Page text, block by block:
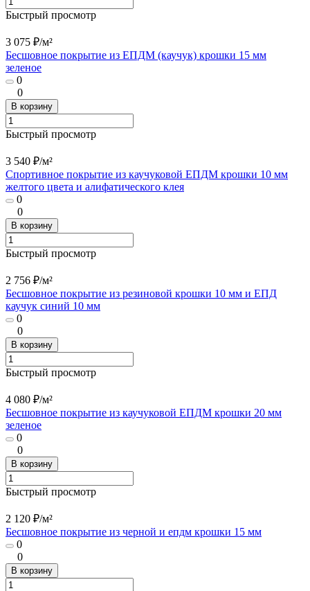
Быстрый просмотр
3 075 ₽/м²
Бесшовное покрытие из ЕПДМ (каучук) крошки 15 мм
зеленое
0
0
В корзину
Быстрый просмотр
3 540 ₽/м²
Спортивное покрытие из каучуковой ЕПДМ крошки 10 мм
желтого цвета и алифатического клея
0
0
В корзину
Быстрый просмотр
2 756 ₽/м²
Бесшовное покрытие из резиновой крошки 10 мм и ЕПД
каучук синий 10 мм
0
0
В корзину
Быстрый просмотр
4 080 ₽/м²
Бесшовное покрытие из каучуковой ЕПДМ крошки 20 мм
зеленое
0
0
В корзину
Быстрый просмотр
2 120 ₽/м²
Бесшовное покрытие из черной и епдм крошки 15 мм
0
0
В корзину